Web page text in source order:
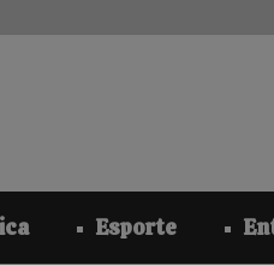
Esporte